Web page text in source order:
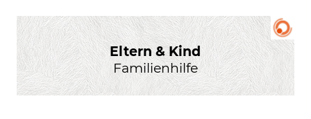
Eltern & Kind
Familienhilfe